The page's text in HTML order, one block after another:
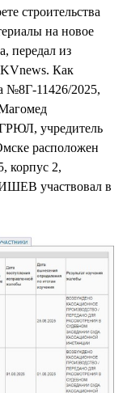
строительства
на новое
передал из
Как
№8Г-11426/2025,
учредитель
расположен
корпус 2,
участвовал в